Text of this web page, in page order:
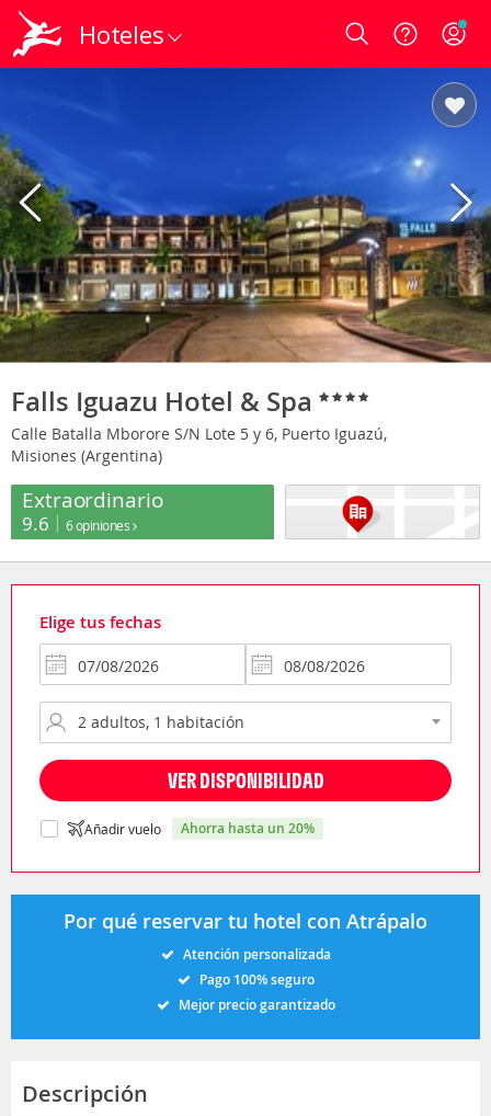
Hoteles Login
Falls Iguazu Hotel & Spa
Calle Batalla Mborore S/N Lote 5 y 6, Puerto Iguazú,
Misiones (Argentina)
Extraordinario
9.6 6 opiniones
Elige tus fechas
VER DISPONIBILIDAD
Añadir vuelo ahorra hasta un 20%
Por qué reservar tu hotel con Atrápalo
Atención personalizada
Pago 100% seguro
Mejor precio garantizado
Descripción